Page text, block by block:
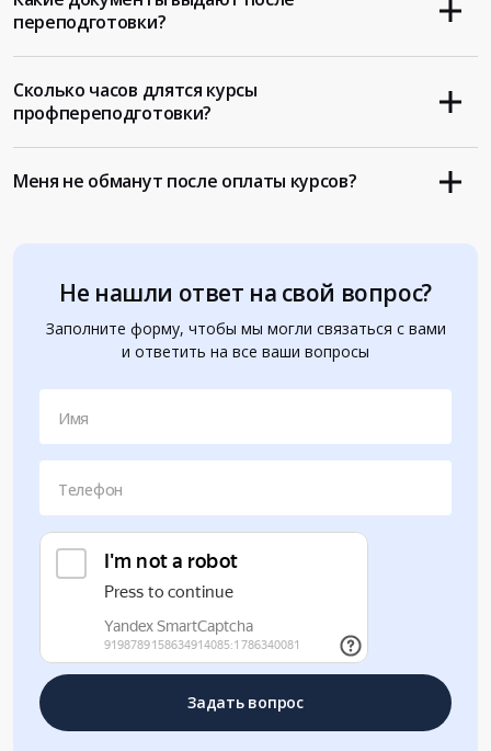
Не нашли ответ на свой вопрос?
Заполните форму, чтобы мы могли связаться с вами
и ответить на все ваши вопросы
Имя
Телефон
Задать вопрос
переподготовки?
Сколько часов длятся курсы
профпереподготовки?
Меня не обманут после оплаты курсов?